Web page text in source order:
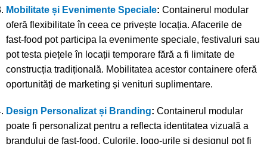
Mobilitate și Evenimente Speciale: Containerul modular
oferă flexibilitate în ceea ce privește locația. Afacerile de
fast-food pot participa la evenimente speciale, festivaluri sau
pot testa piețele în locații temporare fără a fi limitate de
construcția tradițională. Mobilitatea acestor containere oferă
oportunități de marketing și venituri suplimentare.
Design Personalizat și Branding: Containerul modular
poate fi personalizat pentru a reflecta identitatea vizuală a
brandului de fast-food. Culorile, logo-urile și designul pot fi